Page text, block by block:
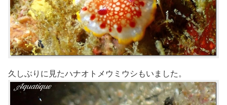
久しぶりに見たハナオトメウミウシもいました。